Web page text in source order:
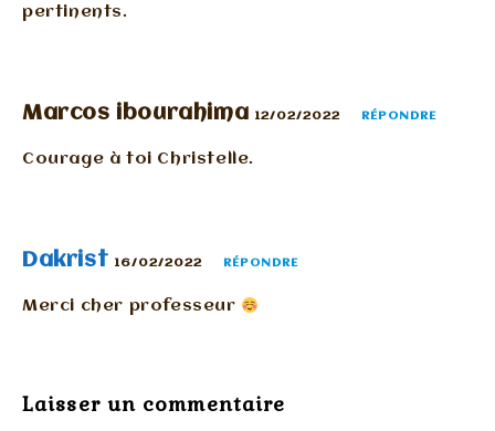
pertinents.
Marcos ibourahima 12/02/2022 RÉPONDRE
Courage à toi Christelle.
Dakrist 16/02/2022 RÉPONDRE
Merci cher professeur
Laisser un commentaire